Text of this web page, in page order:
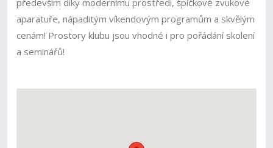
především díky modernímu prostředí, špičkové zvukové
aparatuře, nápaditým víkendovým programům a skvělým
cenám! Prostory klubu jsou vhodné i pro pořádání skolení
a seminářů!